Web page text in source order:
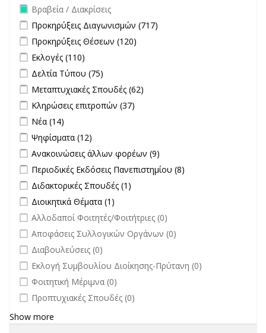
Remove Βραβεία / Διακρίσεις filter
Βραβεία / Διακρίσεις
Apply Προκηρύξεις Διαγωνισμών filter
Προκηρύξεις Διαγωνισμών (717)
Apply Προκηρύξεις Θέσεων filter
Προκηρύξεις Θέσεων (120)
Apply Εκλογές filter
Εκλογές (110)
Apply Δελτία Τύπου filter
Δελτία Τύπου (75)
Apply Μεταπτυχιακές Σπουδές filter
Μεταπτυχιακές Σπουδές (62)
Apply Κληρώσεις επιτροπών filter
Κληρώσεις επιτροπών (37)
Apply Νέα filter
Νέα (14)
Apply Ψηφίσματα filter
Ψηφίσματα (12)
Apply Ανακοινώσεις άλλων φορέων filter
Ανακοινώσεις άλλων φορέων (9)
Apply Περιοδικές Εκδόσεις Πανεπιστημίου filter
Περιοδικές Εκδόσεις Πανεπιστημίου (8)
Apply Διδακτορικές Σπουδές filter
Διδακτορικές Σπουδές (1)
Apply Διοικητικά Θέματα filter
Διοικητικά Θέματα (1)
undefined
Αλλοδαποί Φοιτητές/Φοιτήτριες (0)
undefined
Αποφάσεις Συλλογικών Οργάνων (0)
undefined
Διαβουλεύσεις (0)
undefined
Εκλογή Συμβουλίου Διοίκησης-Πρύτανη (0)
undefined
Φοιτητική Μέριμνα (0)
undefined
Προπτυχιακές Σπουδές (0)
Show more